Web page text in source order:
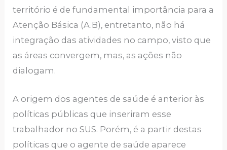
território é de fundamental importância para a
Atenção Básica (A.B), entretanto, não há
integração das atividades no campo, visto que
as áreas convergem, mas, as ações não
dialogam.
A origem dos agentes de saúde é anterior às
políticas públicas que inseriram esse
trabalhador no SUS. Porém, é a partir destas
políticas que o agente de saúde aparece